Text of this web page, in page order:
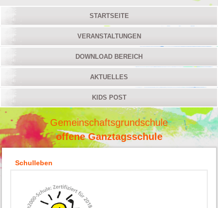
STARTSEITE
VERANSTALTUNGEN
DOWNLOAD BEREICH
AKTUELLES
KIDS POST
Gemeinschaftsgrundschule
offene Ganztagsschule
Schulleben